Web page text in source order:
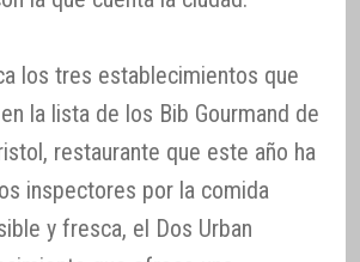
los tres establecimientos que
la lista de los Bib Gourmand de
restaurante que este año ha
inspectores por la comida
y fresca, el Dos Urban